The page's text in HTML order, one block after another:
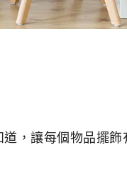
，讓每個物品擺